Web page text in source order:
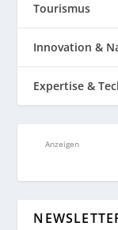
Tourismus
Innovation &
Expertise &
Anzeigen